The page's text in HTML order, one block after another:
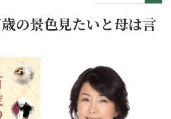
の景色見たいと母は言